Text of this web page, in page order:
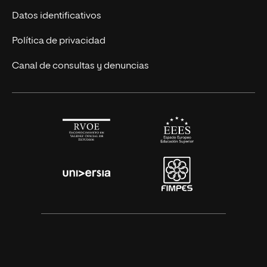
Títulos Americanos
Alianza Newman
Únete a nosotros
Actualidad
Solicita información
Datos identificativos
Política de privacidad
Canal de consultas y denuncias